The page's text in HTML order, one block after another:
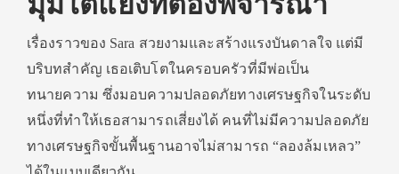
เรื่องราวของ Sara สวยงามและสร้างแรงบันดาลใจ แต่มี
บริบทสำคัญ เธอเติบโตในครอบครัวที่มีพ่อเป็น
ทนายความ ซึ่งมอบความปลอดภัยทางเศรษฐกิจในระดับ
หนึ่งที่ทำให้เธอสามารถเสี่ยงได้ คนที่ไม่มีความปลอดภัย
ทางเศรษฐกิจขั้นพื้นฐานอาจไม่สามารถ “ลองล้มเหลว”